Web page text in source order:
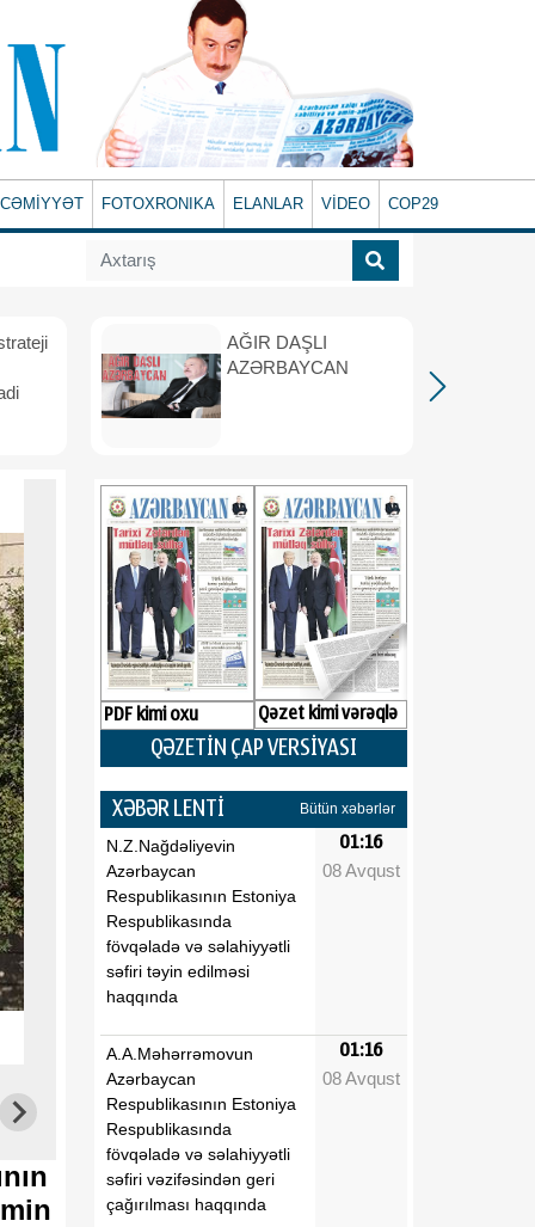
CƏMİYYƏT FOTOXRONIKA ELANLAR VİDEO COP29
AĞIR DAŞLI
AZƏRBAYCAN
PDF kimi oxu Qəzet kimi vərəqlə
QƏZETİN ÇAP VERSİYASI
XƏBƏR LENTİ Bütün xəbərlər
N.Z.Nağdəliyevin
Azərbaycan
Respublikasının Estoniya
Respublikasında
fövqəladə və səlahiyyətli
səfiri təyin edilməsi
haqqında
01:16
08 Avqust
A.A.Məhərrəmovun
Azərbaycan
Respublikasının Estoniya
Respublikasında
fövqəladə və səlahiyyətli
səfiri vəzifəsindən geri
çağırılması haqqında
01:16
08 Avqust